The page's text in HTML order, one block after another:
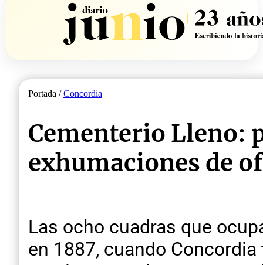
Portada /Concordia
Cementerio Lleno:
exhumaciones de
Las ocho cuadras que
en 1887, cuando